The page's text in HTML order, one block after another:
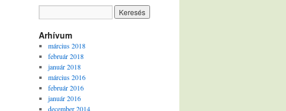
Arhívum
március 2018
február 2018
január 2018
március 2016
február 2016
január 2016
december 2014